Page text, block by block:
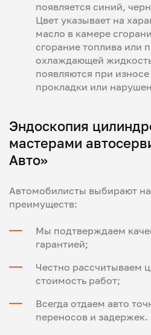
появляется синий,
Цвет указывает на
масло в камере
сгорание топлива или
охлаждающей
появляются при
прокладки или
Эндоскопия
мастерами
Авто»
Автомобилисты выбирают
преимуществ:
Мы подтверждаем
гарантией;
Честно рассчитываем
стоимость работ;
Всегда отдаем авто
переносов и задержек.